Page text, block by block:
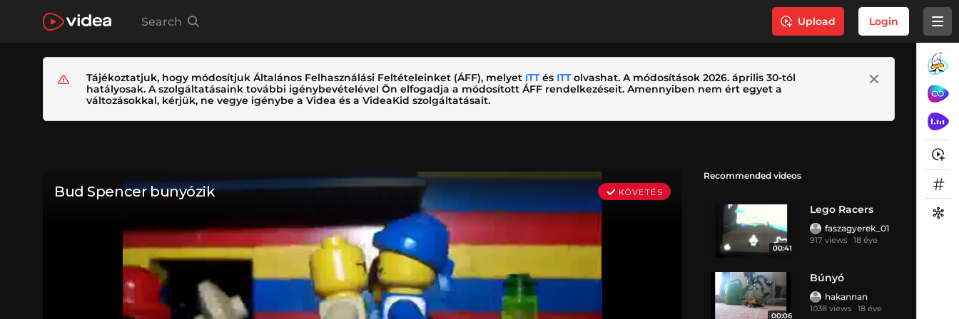
Search Upload Login
Tájékoztatjuk, hogy módosítjuk Általános Felhasználási Feltételeinket (ÁFF), melyet ITTés ITTolvashat. A módosítások 2026. április 30-tól
hatályosak. A szolgáltatásaink további igénybevételével Ön elfogadja a módosított ÁFF rendelkezéseit. Amennyiben nem ért egyet a
változásokkal, kérjük, ne vegye igénybe a Videa és a VideaKid szolgáltatásait.
Recommended videos
00:41
Lego Racers
faszagyerek_01
917 views 18 éve
00:06
Búnyó
hakannan
1038 views 18 éve